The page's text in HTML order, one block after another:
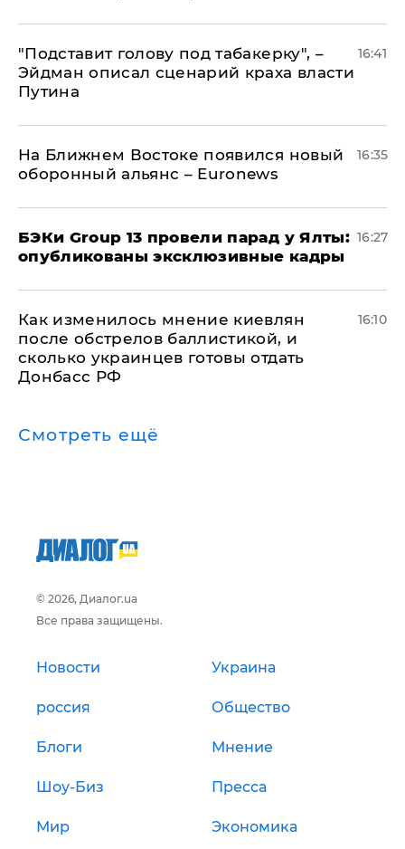
​"Подставит голову под табакерку", –
Эйдман описал сценарий краха власти
Путина
16:41
На Ближнем Востоке появился новый
оборонный альянс – Euronews
16:35
​БЭКи Group 13 провели парад у Ялты:
опубликованы эксклюзивные кадры
16:27
Как изменилось мнение киевлян
после обстрелов баллистикой, и
сколько украинцев готовы отдать
Донбасс РФ
16:10
Смотреть ещё
© 2026, Диалог.ua
Все права защищены.
Новости Украина
россия Общество
Блоги Мнение
Шоу-Биз Пресса
Мир Экономика